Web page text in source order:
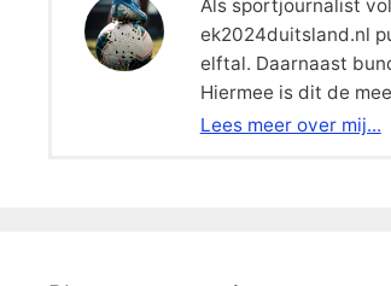
Als sportjournalist
ek2024duitsland.nl
elftal. Daarnaast
Hiermee is dit de
Lees meer over mij...